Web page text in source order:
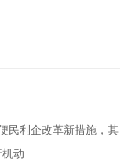
民利企改革新措施，其
动...